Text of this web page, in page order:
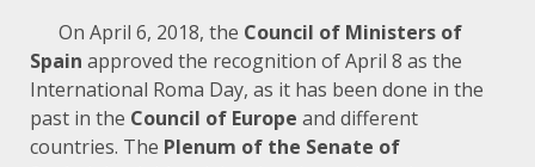
On April 6, 2018, the Council of Ministers of
Spain approved the recognition of April 8 as the
International Roma Day, as it has been done in the
past in the Council of Europe and different
countries. The Plenum of the Senate of